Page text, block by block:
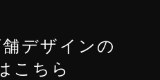
デザインの
こちら